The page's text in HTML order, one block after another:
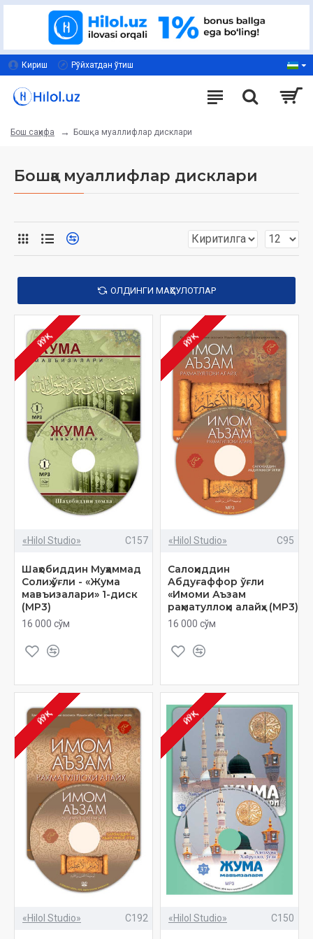
Кириш Рўйхатдан ўтиш
Бош саҳифа Бошқа муаллифлар дисклари
Бошқа муаллифлар дисклари
ОЛДИНГИ МАҲСУЛОТЛАР
ЙЎҚ
«Hilol Studio» C157
Шаҳобиддин Муҳаммад
Солиҳ ўғли - «Жума
мавъизалари» 1-диск
(МР3)
16 000 сўм
ЙЎҚ
«Hilol Studio» C95
Салоҳиддин
Абдуғаффор ўғли
«Имоми Аъзам
раҳматуллоҳи алайҳ» (МР3)
16 000 сўм
ЙЎҚ
«Hilol Studio» C192
ЙЎҚ
«Hilol Studio» C150